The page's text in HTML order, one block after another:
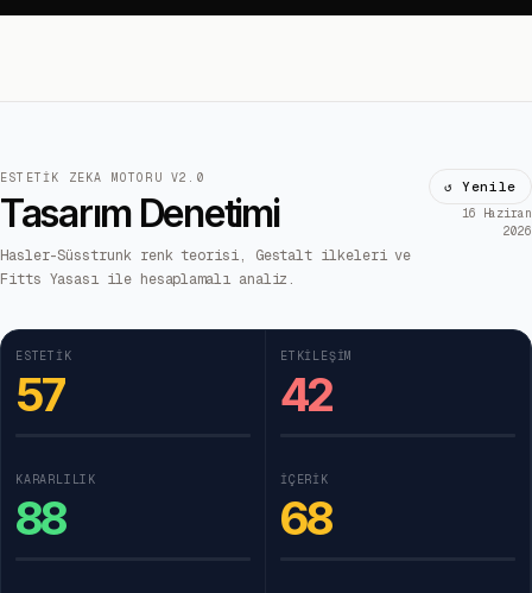
ESTETIK ZEKA MOTORU V2.0
Tasarım Denetimi
Hasler-Süsstrunk renk teorisi, Gestalt ilkeleri ve
Fitts Yasası ile hesaplamalı analiz.
↺ Yenile
16 Haziran
2026
ESTETIK
57
ETKILEŞIM
42
KARARLILIK
88
İÇERIK
68